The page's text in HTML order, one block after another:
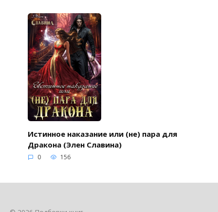
Истинное наказание или (не) пара для
Дракона (Элен Славина)
0 156